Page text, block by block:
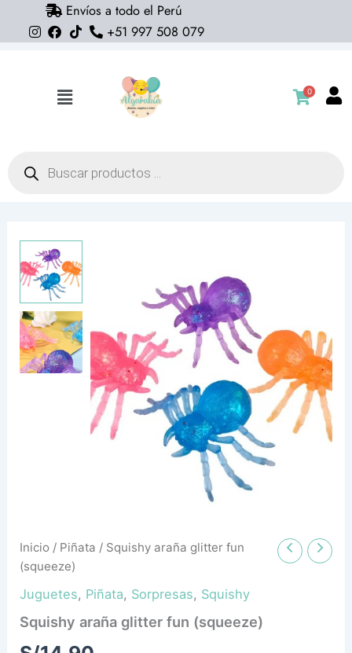
Envíos a todo el Perú
+51 997 508 079
Flyout
0
productos
Inicio / Piñata / Squishy araña glitter fun
(squeeze)
Juguetes, Piñata, Sorpresas, Squishy
Squishy araña glitter fun (squeeze)
Squishy
araña
glitter
(squeeze)
cantidad